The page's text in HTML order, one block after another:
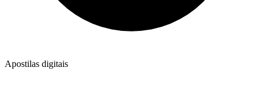
Apostilas digitais